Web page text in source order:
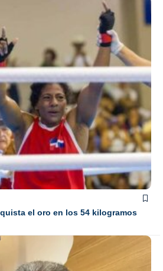
el oro en los 54 kilogramos